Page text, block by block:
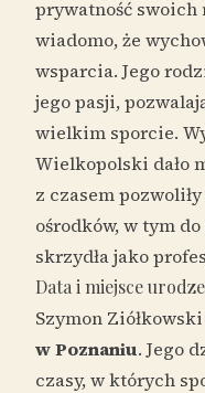
prywatność
wiadomo, że
wsparcia. Jego
jego pasji,
wielkim sporcie.
Wielkopolski dało
z czasem
ośrodków, w tym
skrzydła jako
Data i miejsce
Szymon
w Poznaniu. Jego
czasy, w których